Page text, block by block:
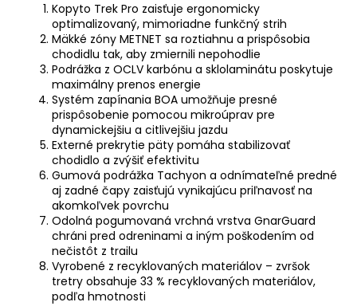
Kopyto Trek Pro zaisťuje ergonomicky
optimalizovaný, mimoriadne funkčný strih
Mäkké zóny METNET sa roztiahnu a prispôsobia
chodidlu tak, aby zmiernili nepohodlie
Podrážka z OCLV karbónu a sklolaminátu poskytuje
maximálny prenos energie
Systém zapínania BOA umožňuje presné
prispôsobenie pomocou mikroúprav pre
dynamickejšiu a citlivejšiu jazdu
Externé prekrytie päty pomáha stabilizovať
chodidlo a zvýšiť efektivitu
Gumová podrážka Tachyon a odnímateľné predné
aj zadné čapy zaisťujú vynikajúcu priľnavosť na
akomkoľvek povrchu
Odolná pogumovaná vrchná vrstva GnarGuard
chráni pred odreninami a iným poškodením od
nečistôt z trailu
Vyrobené z recyklovaných materiálov – zvršok
tretry obsahuje 33 % recyklovaných materiálov,
podľa hmotnosti